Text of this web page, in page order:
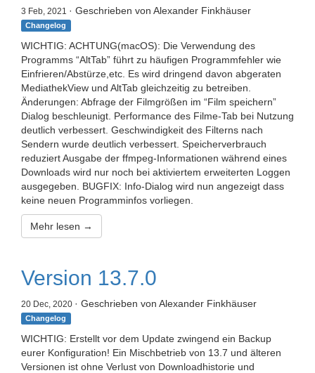
3 Feb, 2021 · Geschrieben von Alexander Finkhäuser
Changelog
WICHTIG: ACHTUNG(macOS): Die Verwendung des
Programms “AltTab” führt zu häufigen Programmfehler wie
Einfrieren/Abstürze,etc. Es wird dringend davon abgeraten
MediathekView und AltTab gleichzeitig zu betreiben.
Änderungen: Abfrage der Filmgrößen im “Film speichern”
Dialog beschleunigt. Performance des Filme-Tab bei Nutzung
deutlich verbessert. Geschwindigkeit des Filterns nach
Sendern wurde deutlich verbessert. Speicherverbrauch
reduziert Ausgabe der ffmpeg-Informationen während eines
Downloads wird nur noch bei aktiviertem erweiterten Loggen
ausgegeben. BUGFIX: Info-Dialog wird nun angezeigt dass
keine neuen Programminfos vorliegen.
Mehr lesen →
Version 13.7.0
20 Dec, 2020 · Geschrieben von Alexander Finkhäuser
Changelog
WICHTIG: Erstellt vor dem Update zwingend ein Backup
eurer Konfiguration! Ein Mischbetrieb von 13.7 und älteren
Versionen ist ohne Verlust von Downloadhistorie und